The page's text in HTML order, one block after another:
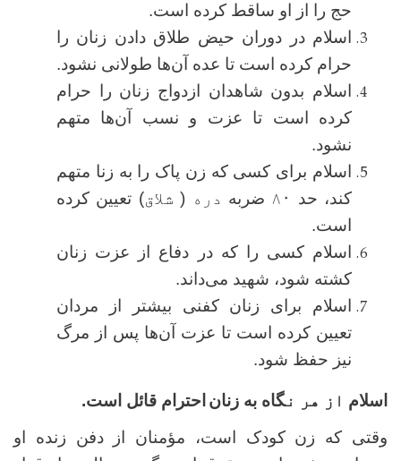
حج را از او ساقط کرده است.
اسلام در دوران حیض طلاق دادن زنان را
حرام کرده است تا عده آن‌ها طولانی نشود.
اسلام بدون شاهدان ازدواج زنان را حرام
کرده است تا عزت و نسب آن‌ها متهم
نشود.
اسلام برای کسی که زن پاک را به زنا متهم
کند، حد
۸۰ ضربه دره ( شلاق) تعیین کرده
است.
اسلام کسی را که در دفاع از عزت زنان
کشته شود، شهید می‌داند.
اسلام برای زنان کفنی بیشتر از مردان
تعیین کرده است تا عزت آن‌ها پس از مرگ
نیز حفظ شود.
اسلام از هر نگاه به زنان احترام قائل است.
وقتی که زن کودک است، مؤمنان از دفن زنده او